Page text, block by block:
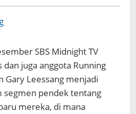
SBS Midnight TV
juga anggota Running
Gary Leessang menjadi
segmen pendek tentang
mereka, di mana